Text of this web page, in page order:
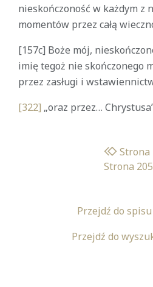
nieskończoność w każdym z
momentów przez całą
[157c] Boże mój,
imię tegoż nie skończonego
przez zasługi i
[322] „oraz przez…
Strona
Strona 205
Przejdź do
Przejdź do